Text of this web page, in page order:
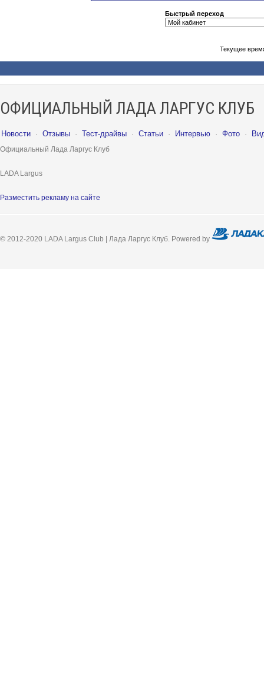
Быстрый переход
Текущее
ОФИЦИАЛЬНЫЙ ЛАДА ЛАРГУС КЛУБ
Новости · Отзывы · Тест-драйвы · Статьи · Интервью · Фото ·
Официальный Лада Ларгус Клуб
LADA Largus
Разместить рекламу на сайте
© 2012-2020 LADA Largus Club | Лада Ларгус Клуб. Powered by